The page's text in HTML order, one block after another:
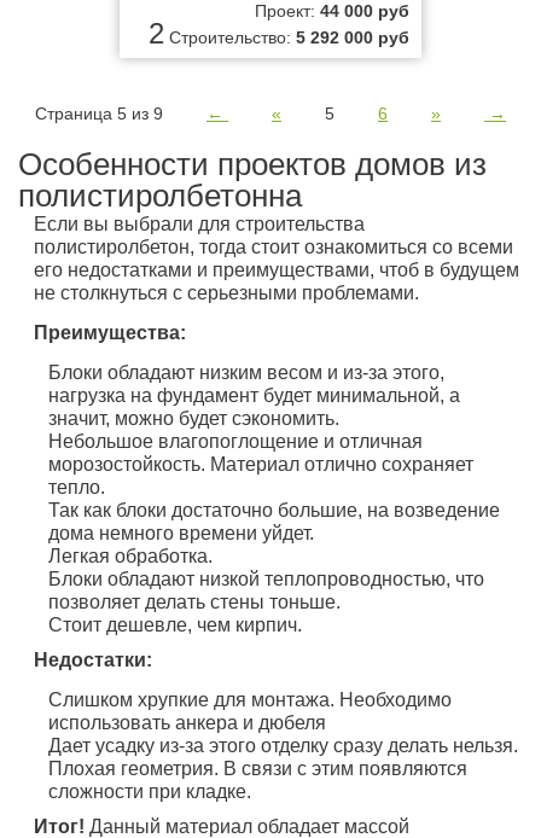
2
Проект: 44 000 руб
Строительство: 5 292 000 руб
Страница 5 из 9 ← « 5 6 » →
Особенности проектов домов из
полистиролбетонна
Если вы выбрали для строительства
полистиролбетон, тогда стоит ознакомиться со всеми
его недостатками и преимуществами, чтоб в будущем
не столкнуться с серьезными проблемами.
Преимущества:
Блоки обладают низким весом и из-за этого,
нагрузка на фундамент будет минимальной, а
значит, можно будет сэкономить.
Небольшое влагопоглощение и отличная
морозостойкость. Материал отлично сохраняет
тепло.
Так как блоки достаточно большие, на возведение
дома немного времени уйдет.
Легкая обработка.
Блоки обладают низкой теплопроводностью, что
позволяет делать стены тоньше.
Стоит дешевле, чем кирпич.
Недостатки:
Слишком хрупкие для монтажа. Необходимо
использовать анкера и дюбеля
Дает усадку из-за этого отделку сразу делать нельзя.
Плохая геометрия. В связи с этим появляются
сложности при кладке.
Итог! Данный материал обладает массой